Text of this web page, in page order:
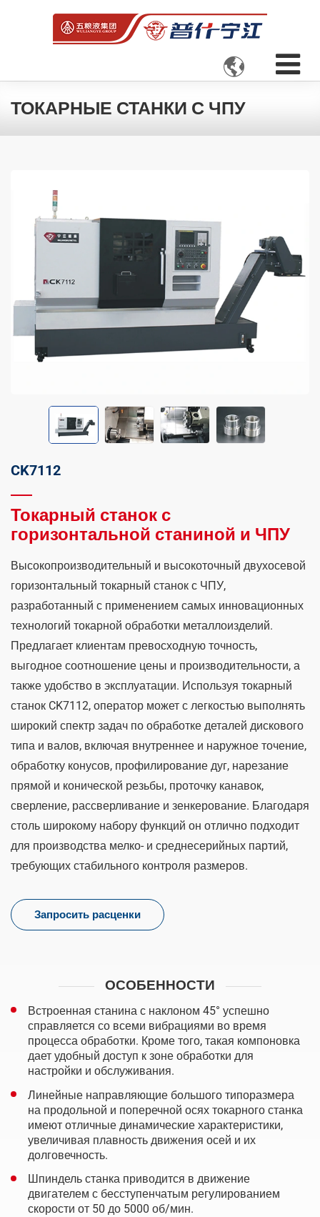

ТОКАРНЫЕ СТАНКИ С ЧПУ
CK7112
Токарный станок с
горизонтальной станиной и ЧПУ
Высокопроизводительный и высокоточный двухосевой
горизонтальный токарный станок с ЧПУ,
разработанный с применением самых инновационных
технологий токарной обработки металлоизделий.
Предлагает клиентам превосходную точность,
выгодное соотношение цены и производительности, а
также удобство в эксплуатации. Используя токарный
станок CK7112, оператор может с легкостью выполнять
широкий спектр задач по обработке деталей дискового
типа и валов, включая внутреннее и наружное точение,
обработку конусов, профилирование дуг, нарезание
прямой и конической резьбы, проточку канавок,
сверление, рассверливание и зенкерование. Благодаря
столь широкому набору функций он отлично подходит
для производства мелко- и среднесерийных партий,
требующих стабильного контроля размеров.
Запросить расценки
ОСОБЕННОСТИ
Встроенная станина с наклоном 45° успешно
справляется со всеми вибрациями во время
процесса обработки. Кроме того, такая компоновка
дает удобный доступ к зоне обработки для
настройки и обслуживания.
Линейные направляющие большого типоразмера
на продольной и поперечной осях токарного станка
имеют отличные динамические характеристики,
увеличивая плавность движения осей и их
долговечность.
Шпиндель станка приводится в движение
двигателем с бесступенчатым регулированием
скорости от 50 до 5000 об/мин.